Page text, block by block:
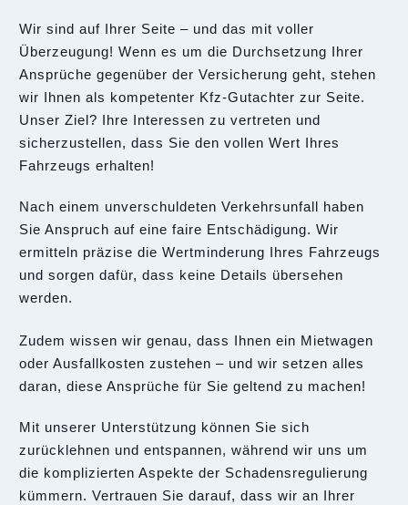
Wir sind auf Ihrer Seite – und das mit voller
Überzeugung! Wenn es um die Durchsetzung Ihrer
Ansprüche gegenüber der Versicherung geht, stehen
wir Ihnen als kompetenter Kfz-Gutachter zur Seite.
Unser Ziel? Ihre Interessen zu vertreten und
sicherzustellen, dass Sie den vollen Wert Ihres
Fahrzeugs erhalten!
Nach einem unverschuldeten Verkehrsunfall haben
Sie Anspruch auf eine faire Entschädigung. Wir
ermitteln präzise die Wertminderung Ihres Fahrzeugs
und sorgen dafür, dass keine Details übersehen
werden.
Zudem wissen wir genau, dass Ihnen ein Mietwagen
oder Ausfallkosten zustehen – und wir setzen alles
daran, diese Ansprüche für Sie geltend zu machen!
Mit unserer Unterstützung können Sie sich
zurücklehnen und entspannen, während wir uns um
die komplizierten Aspekte der Schadensregulierung
kümmern. Vertrauen Sie darauf, dass wir an Ihrer